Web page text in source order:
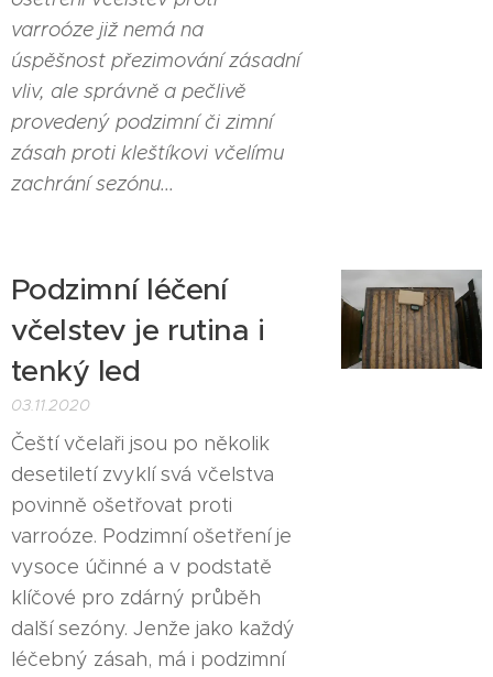
varroóze již nemá na
úspěšnost přezimování zásadní
vliv, ale správně a pečlivě
provedený podzimní či zimní
zásah proti kleštíkovi včelímu
zachrání sezónu...
Podzimní léčení
včelstev je rutina i
tenký led
03.11.2020
Čeští včelaři jsou po několik
desetiletí zvyklí svá včelstva
povinně ošetřovat proti
varroóze. Podzimní ošetření je
vysoce účinné a v podstatě
klíčové pro zdárný průběh
další sezóny. Jenže jako každý
léčebný zásah, má i podzimní